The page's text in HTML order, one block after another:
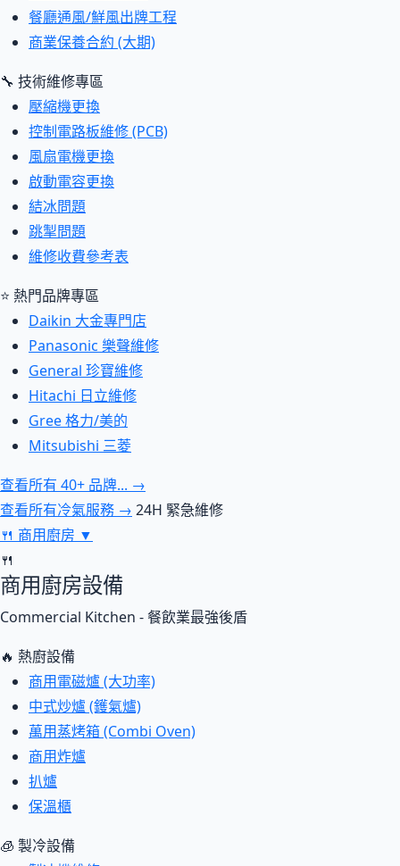
餐廳通風/鮮風出牌工程
商業保養合約 (大期)
🔧 技術維修專區
壓縮機更換
控制電路板維修 (PCB)
風扇電機更換
啟動電容更換
結冰問題
跳掣問題
維修收費參考表
⭐ 熱門品牌專區
Daikin 大金專門店
Panasonic 樂聲維修
General 珍寶維修
Hitachi 日立維修
Gree 格力/美的
Mitsubishi 三菱
查看所有 40+ 品牌... →
查看所有冷氣服務 → 24H 緊急維修
🍴 商用廚房 ▼
🍴
商用廚房設備
Commercial Kitchen - 餐飲業最強後盾
🔥 熱廚設備
商用電磁爐 (大功率)
中式炒爐 (鑊氣爐)
萬用蒸烤箱 (Combi Oven)
商用炸爐
扒爐
保溫櫃
🧊 製冷設備